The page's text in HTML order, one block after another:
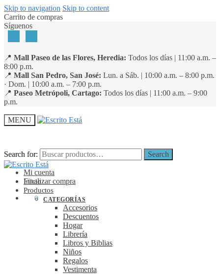
Skip to navigation Skip to content
Carrito de compras
Síguenos
📍 Mall Paseo de las Flores, Heredia: Todos los días | 11:00 a.m. –
8:00 p.m.
📍 Mall San Pedro, San José: Lun. a Sáb. | 10:00 a.m. – 8:00 p.m.
· Dom. | 10:00 a.m. – 7:00 p.m.
📍 Paseo Metrópoli, Cartago: Todos los días | 11:00 a.m. – 9:00
p.m.
MENU
Search for: Search
Mi cuenta
Finalizar compra
0
Search for: Search
Inicio
Productos
CATEGORÍAS
Accesorios
Descuentos
Hogar
Librería
Libros y Biblias
Niños
Regalos
Vestimenta